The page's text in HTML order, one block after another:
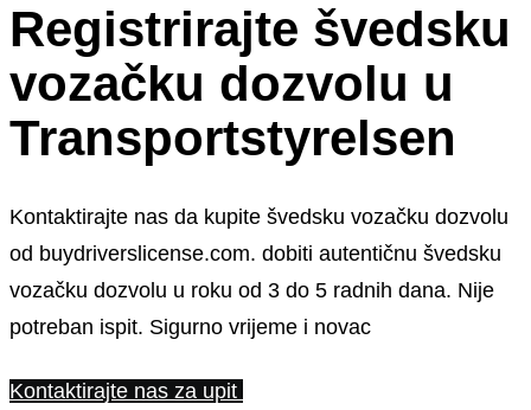
Registrirajte švedsku
vozačku dozvolu u
Transportstyrelsen
Kontaktirajte nas da kupite švedsku vozačku dozvolu
od buydriverslicense.com. dobiti autentičnu švedsku
vozačku dozvolu u roku od 3 do 5 radnih dana. Nije
potreban ispit. Sigurno vrijeme i novac
Kontaktirajte nas za upit